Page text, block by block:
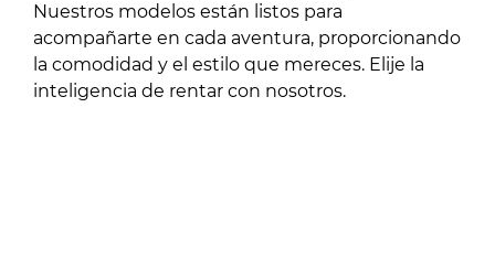
Nuestros modelos están listos para
acompañarte en cada aventura, proporcionando
la comodidad y el estilo que mereces. Elije la
inteligencia de rentar con nosotros.